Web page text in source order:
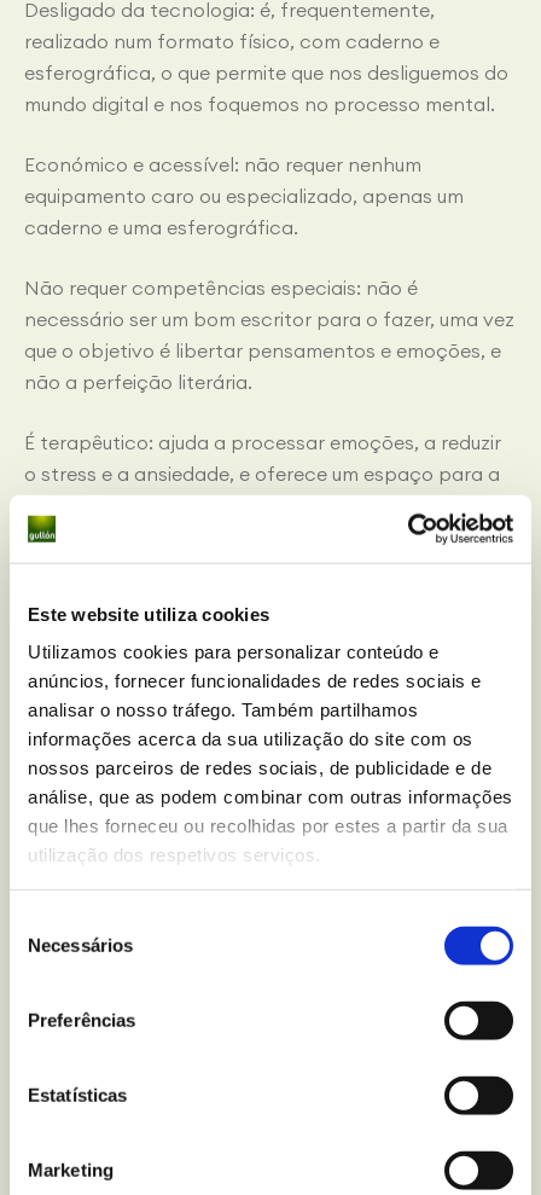
Este website utiliza cookies
Utilizamos cookies para personalizar conteúdo e
anúncios, fornecer funcionalidades de redes sociais e
analisar o nosso tráfego. Também partilhamos
informações acerca da sua utilização do site com os
nossos parceiros de redes sociais, de publicidade e de
análise, que as podem combinar com outras informações
que lhes forneceu ou recolhidas por estes a partir da sua
utilização dos respetivos serviços.
Necessários
Preferências
Estatísticas
Marketing
Desligado da tecnologia: é, frequentemente,
realizado num formato físico, com caderno e
esferográfica, o que permite que nos desliguemos do
mundo digital e nos foquemos no processo mental.
Económico e acessível: não requer nenhum
equipamento caro ou especializado, apenas um
caderno e uma esferográfica.
Não requer competências especiais: não é
necessário ser um bom escritor para o fazer, uma vez
que o objetivo é libertar pensamentos e emoções, e
não a perfeição literária.
É terapêutico: ajuda a processar emoções, a reduzir
o stress e a ansiedade, e oferece um espaço para a
Motivacional: facilita a definição de metas e a
Mantém a privacidade: geralmente é uma prática
pessoal que não requer a partilha da escrita com
outras pessoas, o que permite uma maior
honestidade no processo.
Conselhos práticos para começar a praticar
journaling
intimidante no início, na verdade é bastante simples
e não requer materiais complexos. Damos-lhe alguns
Dedique uns minutos por dia à escrita. Pode ser no
início ou ao fim do dia, num lugar tranquilo onde
possa estar concentrado(a).